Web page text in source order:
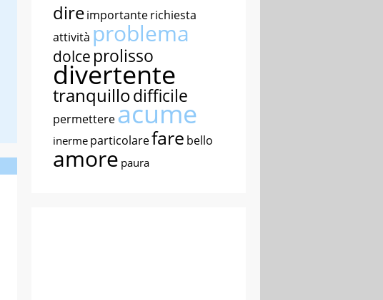
direimportanterichiesta
attività problema
dolce prolisso
divertente
tranquillodifficile
permettereacume
inerme particolarefare bello
amore paura